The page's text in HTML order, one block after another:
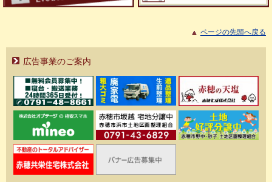
ページの先頭へ戻る
広告事業のご案内